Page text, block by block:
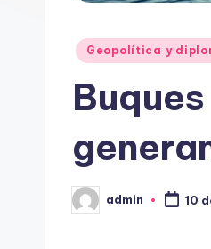
Publicado
Geopolítica y
Publicado
por
admin 10